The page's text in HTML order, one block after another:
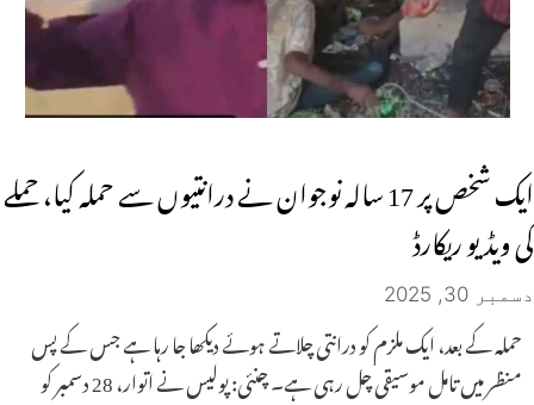
ایک شخص پر 17 سالہ نوجوان نے درانتیوں سے حملہ کیا، حملے
کی ویڈیو ریکارڈ
دسمبر 30, 2025
حملہ کے بعد، ایک ملزم کو درانتی چلاتے ہوئے دیکھا جا رہا ہے جس کے پس
منظر میں تامل موسیقی چل رہی ہے۔ چنئی: پولیس نے اتوار، 28 دسمبر کو